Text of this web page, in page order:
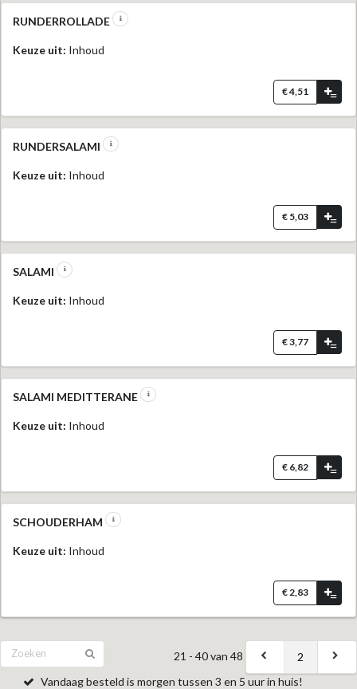
RUNDERROLLADE
Keuze uit: Inhoud
€ 4,51 =
RUNDERSALAMI
Keuze uit: Inhoud
€ 5,03 =
SALAMI
Keuze uit: Inhoud
€ 3,77 =
SALAMI MEDITTERANE
Keuze uit: Inhoud
€ 6,82 =
SCHOUDERHAM
Keuze uit: Inhoud
€ 2,83 =
21 - 40 van 48
2
Vandaag besteld is morgen tussen 3 en 5 uur in huis!